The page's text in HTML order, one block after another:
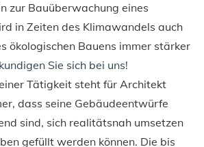
zur Bauüberwachung eines
in Zeiten des Klimawandels auch
ökologischen Bauens immer stärker
Sie sich bei uns!
Tätigkeit steht für Architekt
dass seine Gebäudeentwürfe
sind, sich realitätsnah umsetzen
gefüllt werden können. Die bis